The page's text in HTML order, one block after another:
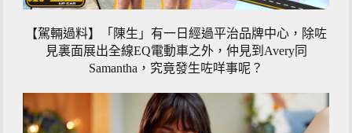
【駕輛過料】「陳生」有一日經過平治品牌中心，除咗
見裏面展出全線EQ電動車之外，仲見到Avery同
Samantha，究竟發生咗咩事呢？